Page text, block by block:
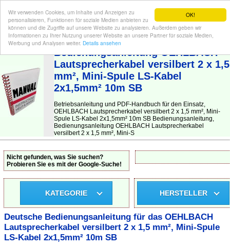
OK!
Wir verwenden Cookies, um Inhalte und Anzeigen zu
personalisieren, Funktionen für soziale Medien anbieten zu
können und die Zugriffe auf unsere Website zu analysieren. Außerdem geben wir
Informationen zu Ihrer Nutzung unserer Website an unsere Partner für soziale Medien,
Werbung und Analysen weiter. Details ansehen
BEDIENUNGSANLEITUNG| Hier finden Sie die deutsche Anleitung!
Bedienungsanleitung OEHLBACH
Lautsprecherkabel versilbert 2 x 1,5
mm², Mini-Spule LS-Kabel
2x1,5mm² 10m SB
Betriebsanleitung und PDF-Handbuch für den Einsatz,
OEHLBACH Lautsprecherkabel versilbert 2 x 1,5 mm², Mini-
Spule LS-Kabel 2x1,5mm² 10m SB Bedienungsanleitung,
Bedienungsanleitung OEHLBACH Lautsprecherkabel
versilbert 2 x 1,5 mm², Mini-S
Nicht gefunden, was Sie suchen?
Probieren Sie es mit der Google-Suche!
KATEGORIE HERSTELLER
Deutsche Bedienungsanleitung für das OEHLBACH
Lautsprecherkabel versilbert 2 x 1,5 mm², Mini-Spule
LS-Kabel 2x1,5mm² 10m SB